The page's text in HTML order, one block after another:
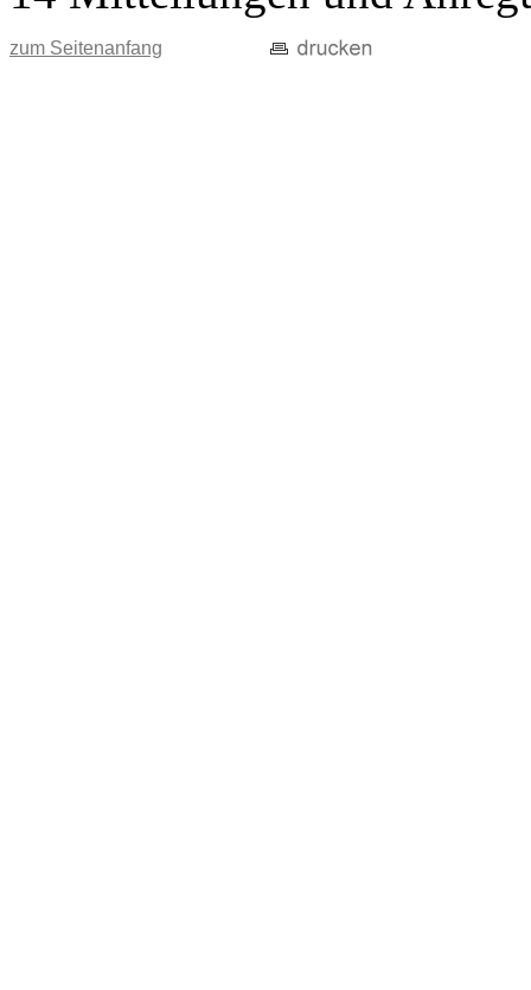
zum Seitenanfang